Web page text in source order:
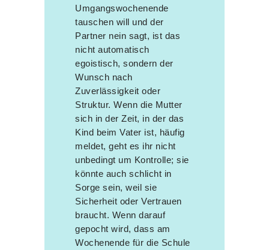
Umgangswochenende
tauschen will und der
Partner nein sagt, ist das
nicht automatisch
egoistisch, sondern der
Wunsch nach
Zuverlässigkeit oder
Struktur. Wenn die Mutter
sich in der Zeit, in der das
Kind beim Vater ist, häufig
meldet, geht es ihr nicht
unbedingt um Kontrolle; sie
könnte auch schlicht in
Sorge sein, weil sie
Sicherheit oder Vertrauen
braucht. Wenn darauf
gepocht wird, dass am
Wochenende für die Schule